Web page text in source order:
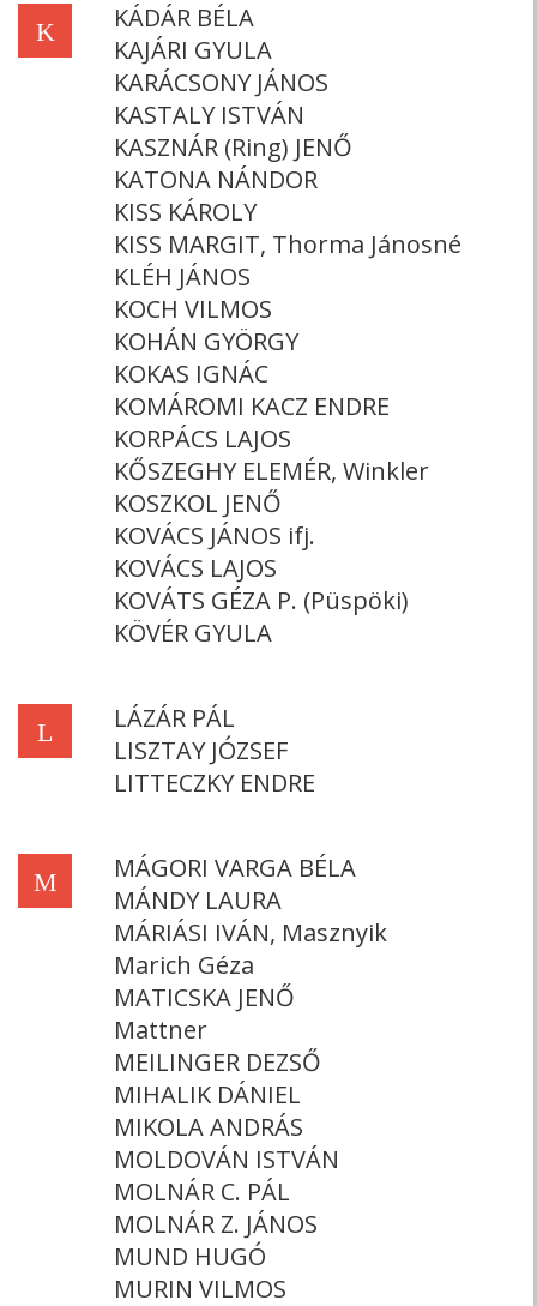
K
KÁDÁR BÉLA
KAJÁRI GYULA
KARÁCSONY JÁNOS
KASTALY ISTVÁN
KASZNÁR (Ring) JENŐ
KATONA NÁNDOR
KISS KÁROLY
KISS MARGIT, Thorma Jánosné
KLÉH JÁNOS
KOCH VILMOS
KOHÁN GYÖRGY
KOKAS IGNÁC
KOMÁROMI KACZ ENDRE
KORPÁCS LAJOS
KŐSZEGHY ELEMÉR, Winkler
KOSZKOL JENŐ
KOVÁCS JÁNOS ifj.
KOVÁCS LAJOS
KOVÁTS GÉZA P. (Püspöki)
KÖVÉR GYULA
L
LÁZÁR PÁL
LISZTAY JÓZSEF
LITTECZKY ENDRE
M
MÁGORI VARGA BÉLA
MÁNDY LAURA
MÁRIÁSI IVÁN, Masznyik
Marich Géza
MATICSKA JENŐ
Mattner
MEILINGER DEZSŐ
MIHALIK DÁNIEL
MIKOLA ANDRÁS
MOLDOVÁN ISTVÁN
MOLNÁR C. PÁL
MOLNÁR Z. JÁNOS
MUND HUGÓ
MURIN VILMOS